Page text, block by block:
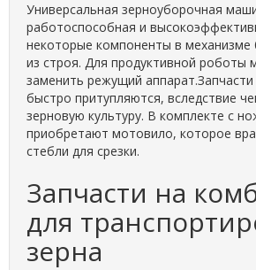
Универсальная зерноуборочная
работоспособная и
некоторые компоненты в механизме
из строя. Для продуктивной роботы
заменить режущий
быстро притупляются, вследствие
зерновую культуру. В комплекте с
приобретают мотовило, которое
стебли для срезки.
Запчасти на
для
зерна